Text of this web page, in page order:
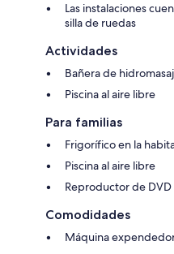
Las instalaciones
silla de ruedas
Actividades
Bañera de
Piscina al aire libre
Para familias
Frigorífico en la
Piscina al aire libre
Reproductor de DVD
Comodidades
Máquina